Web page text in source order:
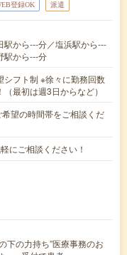
登録OK 派遣
駅から---分／塩浜駅から---
駅から---分
シフト制 ※徐々に勤務回数
最初は週3日からなど）
望の時間帯をご相談くだ
にご相談ください！
下の力持ち”医療事務のお